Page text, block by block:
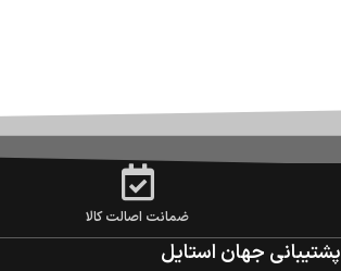
ضمانت اصالت کالا
پشتیبانی جهان استایل